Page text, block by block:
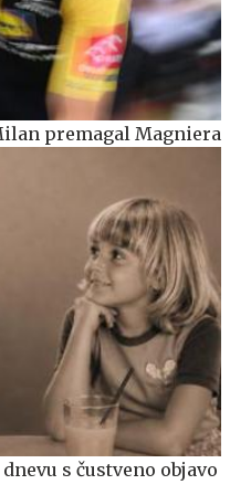
premagal Magniera
s čustveno objavo